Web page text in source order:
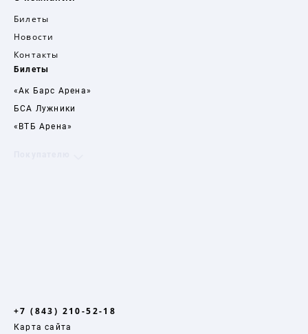
Билеты
Новости
Контакты
Билеты
«Ак Барс Арена»
БСА Лужники
«ВТБ Арена»
+7 (843) 210-52-18
Карта сайта